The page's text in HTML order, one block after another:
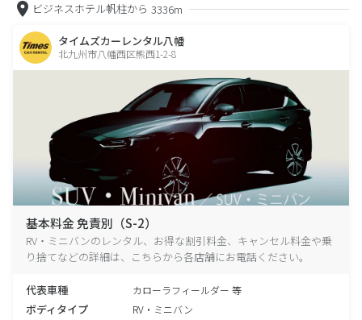
ビジネスホテル帆柱から 3336m
タイムズカーレンタル八幡
北九州市八幡西区熊西1-2-8
基本料金 免責別（S-2）
RV・ミニバンのレンタル、お得な割引料金、キャンセル料金や乗
り捨てなどの詳細は、こちらから各店舗にお電話ください。
代表車種 カローラフィールダー 等
ボディタイプ RV・ミニバン